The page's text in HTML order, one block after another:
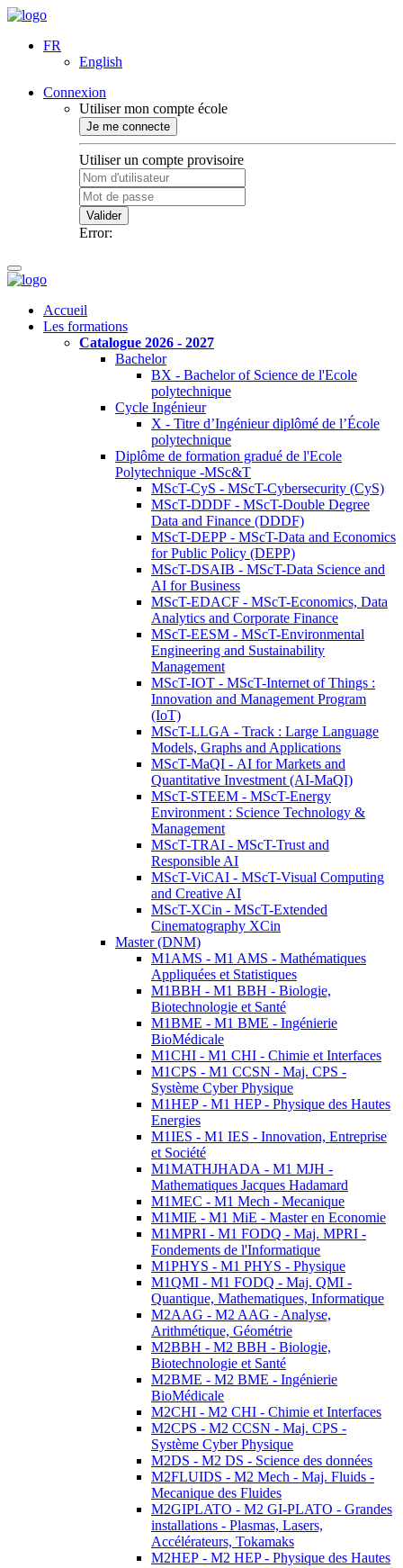
FR
English
Connexion
Utiliser mon compte école
Je me connecte
Utiliser un compte provisoire
Valider
Error:
Accueil
Les formations
Catalogue 2026 - 2027
Bachelor
BX - Bachelor of Science de l'Ecole
polytechnique
Cycle Ingénieur
X - Titre d’Ingénieur diplômé de l’École
polytechnique
Diplôme de formation gradué de l'Ecole
Polytechnique -MSc&T
MScT-CyS - MScT-Cybersecurity (CyS)
MScT-DDDF - MScT-Double Degree
Data and Finance (DDDF)
MScT-DEPP - MScT-Data and Economics
for Public Policy (DEPP)
MScT-DSAIB - MScT-Data Science and
AI for Business
MScT-EDACF - MScT-Economics, Data
Analytics and Corporate Finance
MScT-EESM - MScT-Environmental
Engineering and Sustainability
Management
MScT-IOT - MScT-Internet of Things :
Innovation and Management Program
(IoT)
MScT-LLGA - Track : Large Language
Models, Graphs and Applications
MScT-MaQI - AI for Markets and
Quantitative Investment (AI-MaQI)
MScT-STEEM - MScT-Energy
Environment : Science Technology &
Management
MScT-TRAI - MScT-Trust and
Responsible AI
MScT-ViCAI - MScT-Visual Computing
and Creative AI
MScT-XCin - MScT-Extended
Cinematography XCin
Master (DNM)
M1AMS - M1 AMS - Mathématiques
Appliquées et Statistiques
M1BBH - M1 BBH - Biologie,
Biotechnologie et Santé
M1BME - M1 BME - Ingénierie
BioMédicale
M1CHI - M1 CHI - Chimie et Interfaces
M1CPS - M1 CCSN - Maj. CPS -
Système Cyber Physique
M1HEP - M1 HEP - Physique des Hautes
Energies
M1IES - M1 IES - Innovation, Entreprise
et Société
M1MATHJHADA - M1 MJH -
Mathematiques Jacques Hadamard
M1MEC - M1 Mech - Mecanique
M1MIE - M1 MiE - Master en Economie
M1MPRI - M1 FODQ - Maj. MPRI -
Fondements de l'Informatique
M1PHYS - M1 PHYS - Physique
M1QMI - M1 FODQ - Maj. QMI -
Quantique, Mathematiques, Informatique
M2AAG - M2 AAG - Analyse,
Arithmétique, Géométrie
M2BBH - M2 BBH - Biologie,
Biotechnologie et Santé
M2BME - M2 BME - Ingénierie
BioMédicale
M2CHI - M2 CHI - Chimie et Interfaces
M2CPS - M2 CCSN - Maj. CPS -
Système Cyber Physique
M2DS - M2 DS - Science des données
M2FLUIDS - M2 Mech - Maj. Fluids -
Mecanique des Fluides
M2GIPLATO - M2 GI-PLATO - Grandes
installations - Plasmas, Lasers,
Accélérateurs, Tokamaks
M2HEP - M2 HEP - Physique des Hautes